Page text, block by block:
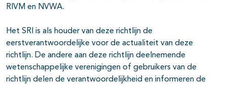
RIVM en NVWA.
Het SRI is als houder van deze richtlijn de
eerstverantwoordelijke voor de actualiteit van deze
richtlijn. De andere aan deze richtlijn deelnemende
wetenschappelijke verenigingen of gebruikers van de
richtlijn delen de verantwoordelijkheid en informeren de